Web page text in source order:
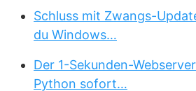
Schluss mit Zwangs-
du Windows…
Der 1-Sekunden-
Python sofort…